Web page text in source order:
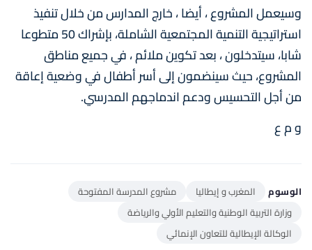
وسيعمل المشروع ، أيضا ، خارج المدارس من خلال تنفيذ
استراتيجية التنمية المجتمعية الشاملة، بإشراك 50 متطوعا
شابا، سيتدخلون ، بعد تكوين ملائم ، في جميع مناطق
المشروع، حيث سينضمون إلى أسر أطفال في وضعية إعاقة
من أجل التحسيس ودعم اندماجهم المدرسي.
و م ع
الوسوم المغرب و إيطاليا
مشروع المدرسة المفتوحة
وزارة التربیة الوطنیة والتعلیم الأولي والریاضة
الوكالة الإيطالية للتعاون الإنمائي